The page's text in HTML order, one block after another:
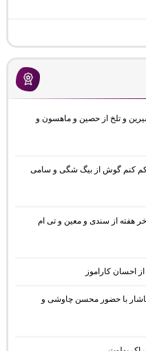
و تلخ از حصین و ماهسون و
کم کنم گوش از بیگ شگی و سامی
هفته از سندی و معین و تی ام
احسان کاراموز
زلزله 5 از دی جی یاشار با حضور محسن چاوشی و